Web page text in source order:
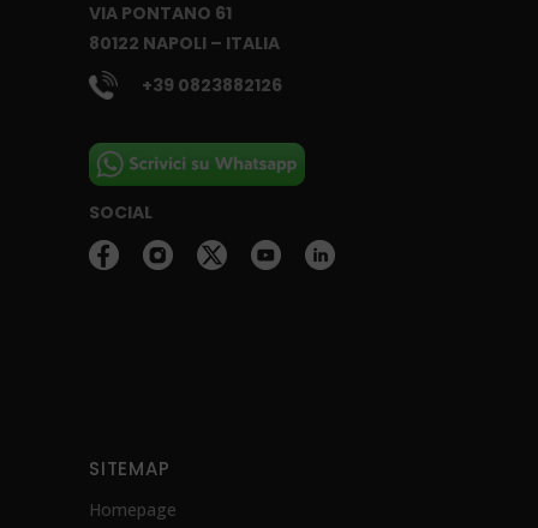
VIA PONTANO 61
80122 NAPOLI – ITALIA
+39 0823882126
SOCIAL
SITEMAP
Homepage